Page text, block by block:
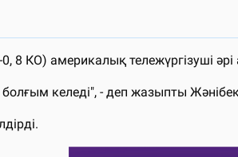
КО) америкалық тележүргізуші
келеді", - деп жазыпты